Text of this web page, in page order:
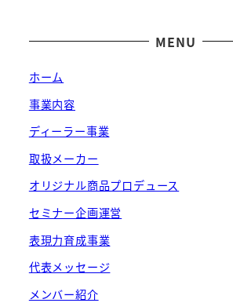
MENU
ホーム
事業内容
ディーラー事業
取扱メーカー
オリジナル商品プロデュース
セミナー企画運営
表現力育成事業
代表メッセージ
メンバー紹介